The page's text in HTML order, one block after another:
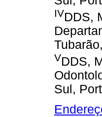
IVDDS,
VDDS,
Sul,